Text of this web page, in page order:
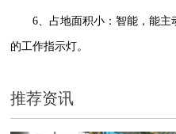
6、占地面积小：智能，能
的工作指示灯。
推荐资讯